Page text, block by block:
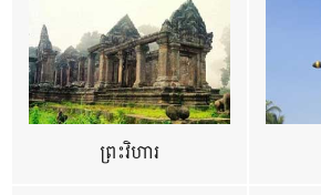
ព្រះវិហារ